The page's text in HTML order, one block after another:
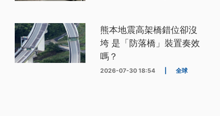
熊本地震高架橋錯位卻沒
垮 是「防落橋」裝置奏效
嗎？
2026-07-30 18:54 全球